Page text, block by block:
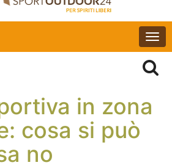
in zona
cosa si può
no